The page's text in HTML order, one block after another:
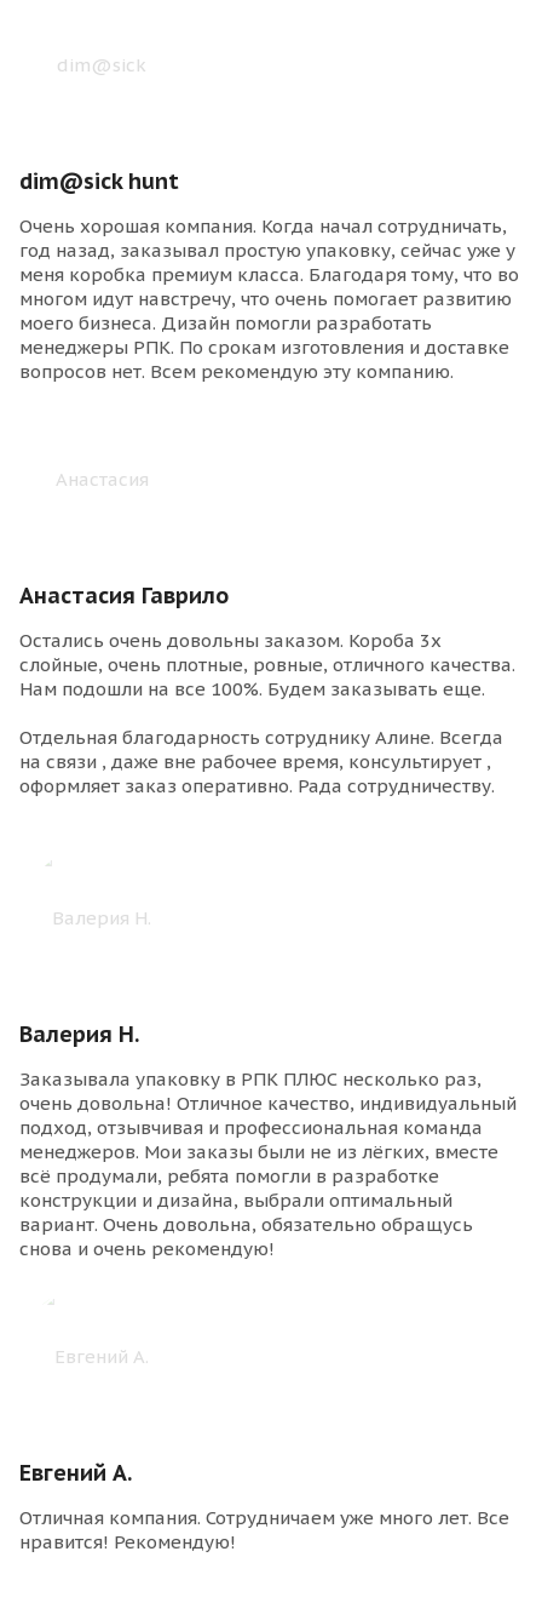
dim@sick hunt
Очень хорошая компания. Когда начал сотрудничать,
год назад, заказывал простую упаковку, сейчас уже у
меня коробка премиум класса. Благодаря тому, что во
многом идут навстречу, что очень помогает развитию
моего бизнеса. Дизайн помогли разработать
менеджеры РПК. По срокам изготовления и доставке
вопросов нет. Всем рекомендую эту компанию.
Анастасия Гаврило
Остались очень довольны заказом. Короба 3х
слойные, очень плотные, ровные, отличного качества.
Нам подошли на все 100%. Будем заказывать еще.
Отдельная благодарность сотруднику Алине. Всегда
на связи , даже вне рабочее время, консультирует ,
оформляет заказ оперативно. Рада сотрудничеству.
Валерия Н.
Заказывала упаковку в РПК ПЛЮС несколько раз,
очень довольна! Отличное качество, индивидуальный
подход, отзывчивая и профессиональная команда
менеджеров. Мои заказы были не из лёгких, вместе
всё продумали, ребята помогли в разработке
конструкции и дизайна, выбрали оптимальный
вариант. Очень довольна, обязательно обращусь
снова и очень рекомендую!
Евгений А.
Отличная компания. Сотрудничаем уже много лет. Все
нравится! Рекомендую!